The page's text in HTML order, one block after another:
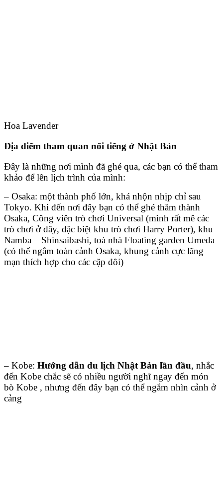
Hoa Lavender
Địa điểm tham quan nổi tiếng ở Nhật Bản
Đây là những nơi mình đã ghé qua, các bạn có thể tham
khảo để lên lịch trình của mình:
– Osaka: một thành phố lớn, khá nhộn nhịp chỉ sau
Tokyo. Khi đến nơi đây bạn có thể ghé thăm thành
Osaka, Công viên trò chơi Universal (mình rất mê các
trò chơi ở đây, đặc biệt khu trò chơi Harry Porter), khu
Namba – Shinsaibashi, toà nhà Floating garden Umeda
(có thể ngắm toàn cảnh Osaka, khung cảnh cực lãng
mạn thích hợp cho các cặp đôi)
– Kobe: Hướng dẫn du lịch Nhật Bản lần đầu, nhắc
đến Kobe chắc sẽ có nhiều người nghĩ ngay đến món
bò Kobe , nhưng đến đây bạn có thể ngắm nhìn cảnh ở
cảng